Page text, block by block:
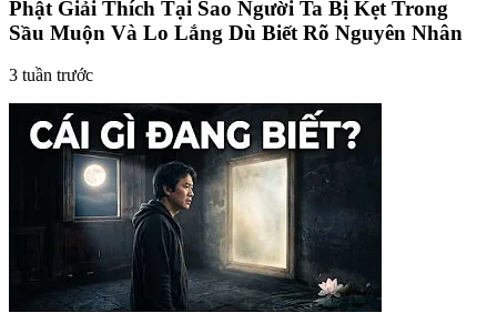
Phật Giải Thích Tại Sao Người Ta Bị Kẹt Trong
Sầu Muộn Và Lo Lắng Dù Biết Rõ Nguyên Nhân
3 tuần trước